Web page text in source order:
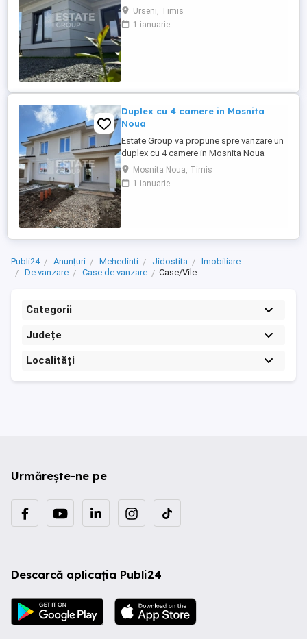
dezvoltare ! Suprafata utila de 75 mp,
suprafata teren 310 mp, compartimentat
astfel: Parter: * antreu spatios * living *
Urseni, Timis
1 ianuarie
Duplex cu 4 camere in Mosnita
Noua
Estate Group va propune spre vanzare un
duplex cu 4 camere in Mosnita Noua
Dispune de 110 mp utili si 300 mp teren!
Compartimentare: PARTER -antreu -living
cu iesire pe terasa -bucatarie inchisa -baie
Mosnita Noua, Timis
1 ianuarie
Publi24 Anunțuri Mehedinti Jidostita
Imobiliare
De vanzare
Case de vanzare Case/Vile
Categorii
Județe
Localități
Urmărește-ne pe
Descarcă aplicația Publi24